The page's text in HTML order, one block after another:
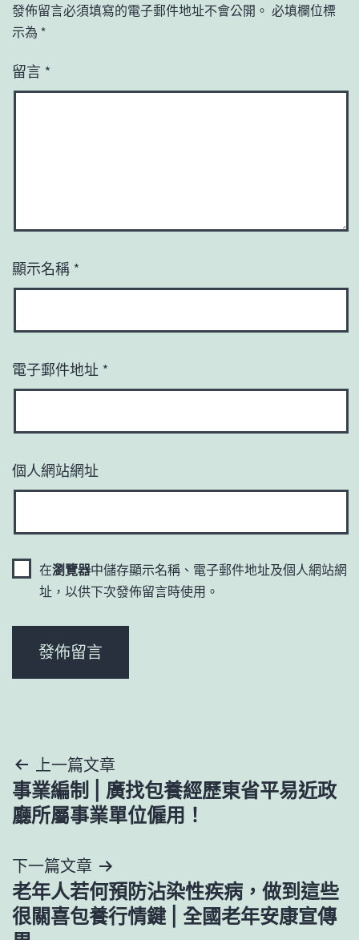
發佈留言必須填寫的電子郵件地址不會公開。 必填欄位標
示為 *
留言 *
顯示名稱 *
電子郵件地址 *
個人網站網址
在瀏覽器中儲存顯示名稱、電子郵件地址及個人網站網
址，以供下次發佈留言時使用。
文
章
覽
上一篇文章
事業編制 | 廣找包養經歷東省平易近政
廳所屬事業單位僱用！
下一篇文章
老年人若何預防沾染性疾病，做到這些
很關喜包養行情鍵 | 全國老年安康宣傳